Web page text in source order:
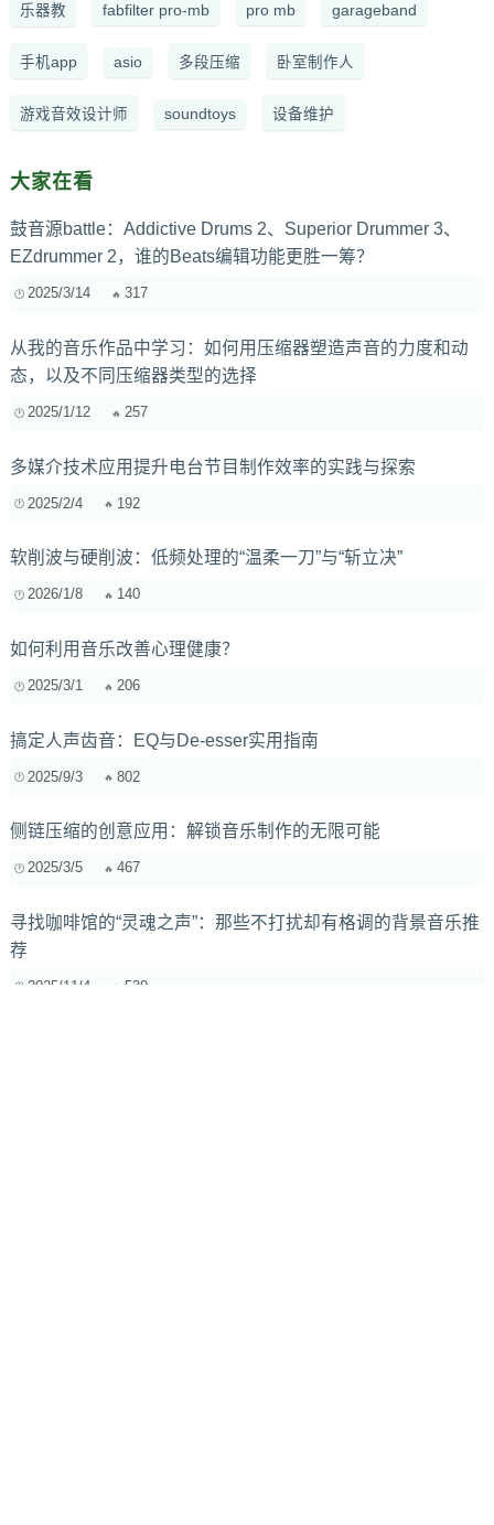
乐器教 fabfilter pro-mb pro mb garageband
手机app asio 多段压缩 卧室制作人
游戏音效设计师 soundtoys 设备维护
大家在看
鼓音源battle：Addictive Drums 2、Superior Drummer 3、
EZdrummer 2，谁的Beats编辑功能更胜一筹？
2025/3/14 317
从我的音乐作品中学习：如何用压缩器塑造声音的力度和动
态，以及不同压缩器类型的选择
2025/1/12 257
多媒介技术应用提升电台节目制作效率的实践与探索
2025/2/4 192
软削波与硬削波：低频处理的“温柔一刀”与“斩立决”
2026/1/8 140
如何利用音乐改善心理健康？
2025/3/1 206
搞定人声齿音：EQ与De-esser实用指南
2025/9/3 802
侧链压缩的创意应用：解锁音乐制作的无限可能
2025/3/5 467
寻找咖啡馆的“灵魂之声”：那些不打扰却有格调的背景音乐推
荐
2025/11/4 530